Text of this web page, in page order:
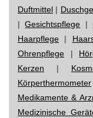
Duftmittel |
|Gesichtspflege |
Haarpflege |
Ohrenpflege |
Kerzen |
Körperthermometer
Medikamente &
Medizinische